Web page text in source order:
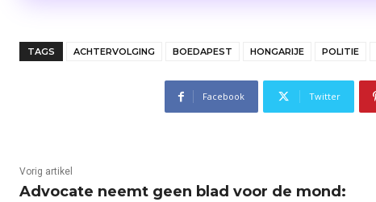
TAGS ACHTERVOLGING BOEDAPEST HONGARIJE POLITIE
Facebook Twitter
Vorig artikel
Advocate neemt geen blad voor de mond: